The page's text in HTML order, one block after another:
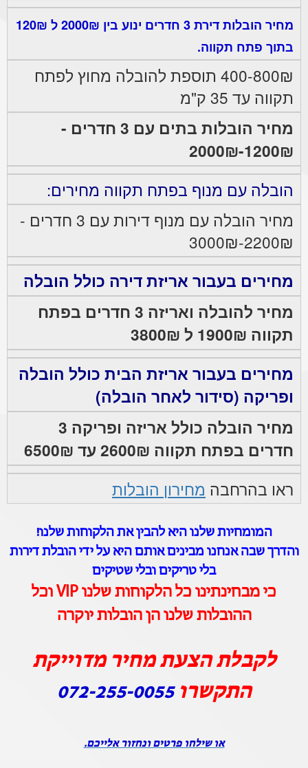
מחיר הובלות דירת 3 חדרים ינוע בין 2000₪ ל 120₪
בתוך פתח תקווה.
400-800₪ תוספת להובלה מחוץ לפתח
תקווה עד 35 ק"מ
מחיר הובלות בתים עם 3 חדרים -
1200₪-2000₪
הובלה עם מנוף בפתח תקווה מחירים:
מחיר הובלה עם מנוף דירות עם 3 חדרים -
2200₪-3000₪
מחירים בעבור אריזת דירה כולל הובלה
מחיר להובלה ואריזה 3 חדרים בפתח
תקווה 1900₪ ל 3800₪
מחירים בעבור אריזת הבית כולל הובלה
ופריקה (סידור לאחר הובלה)
מחיר הובלה כולל אריזה ופריקה 3
חדרים בפתח תקווה 2600₪ עד 6500₪
ראו בהרחבה מחירון הובלות
המומחיות שלנו היא להבין את הלקוחות שלנו!
והדרך שבה אנחנו מבינים אותם היא על ידי הובלת דירות
בלי טריקים ובלי שטיקים
כי מבחינתינו כל הלקוחות שלנו VIP וכל
ההובלות שלנו הן הובלות יוקרה
לקבלת הצעת מחיר מדוייקת
התקשרו072-255-0055
או שילחו פרטים ונחזור אלייכם.